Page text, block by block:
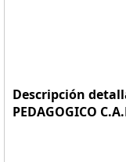
Descripción
PEDAGOGICO